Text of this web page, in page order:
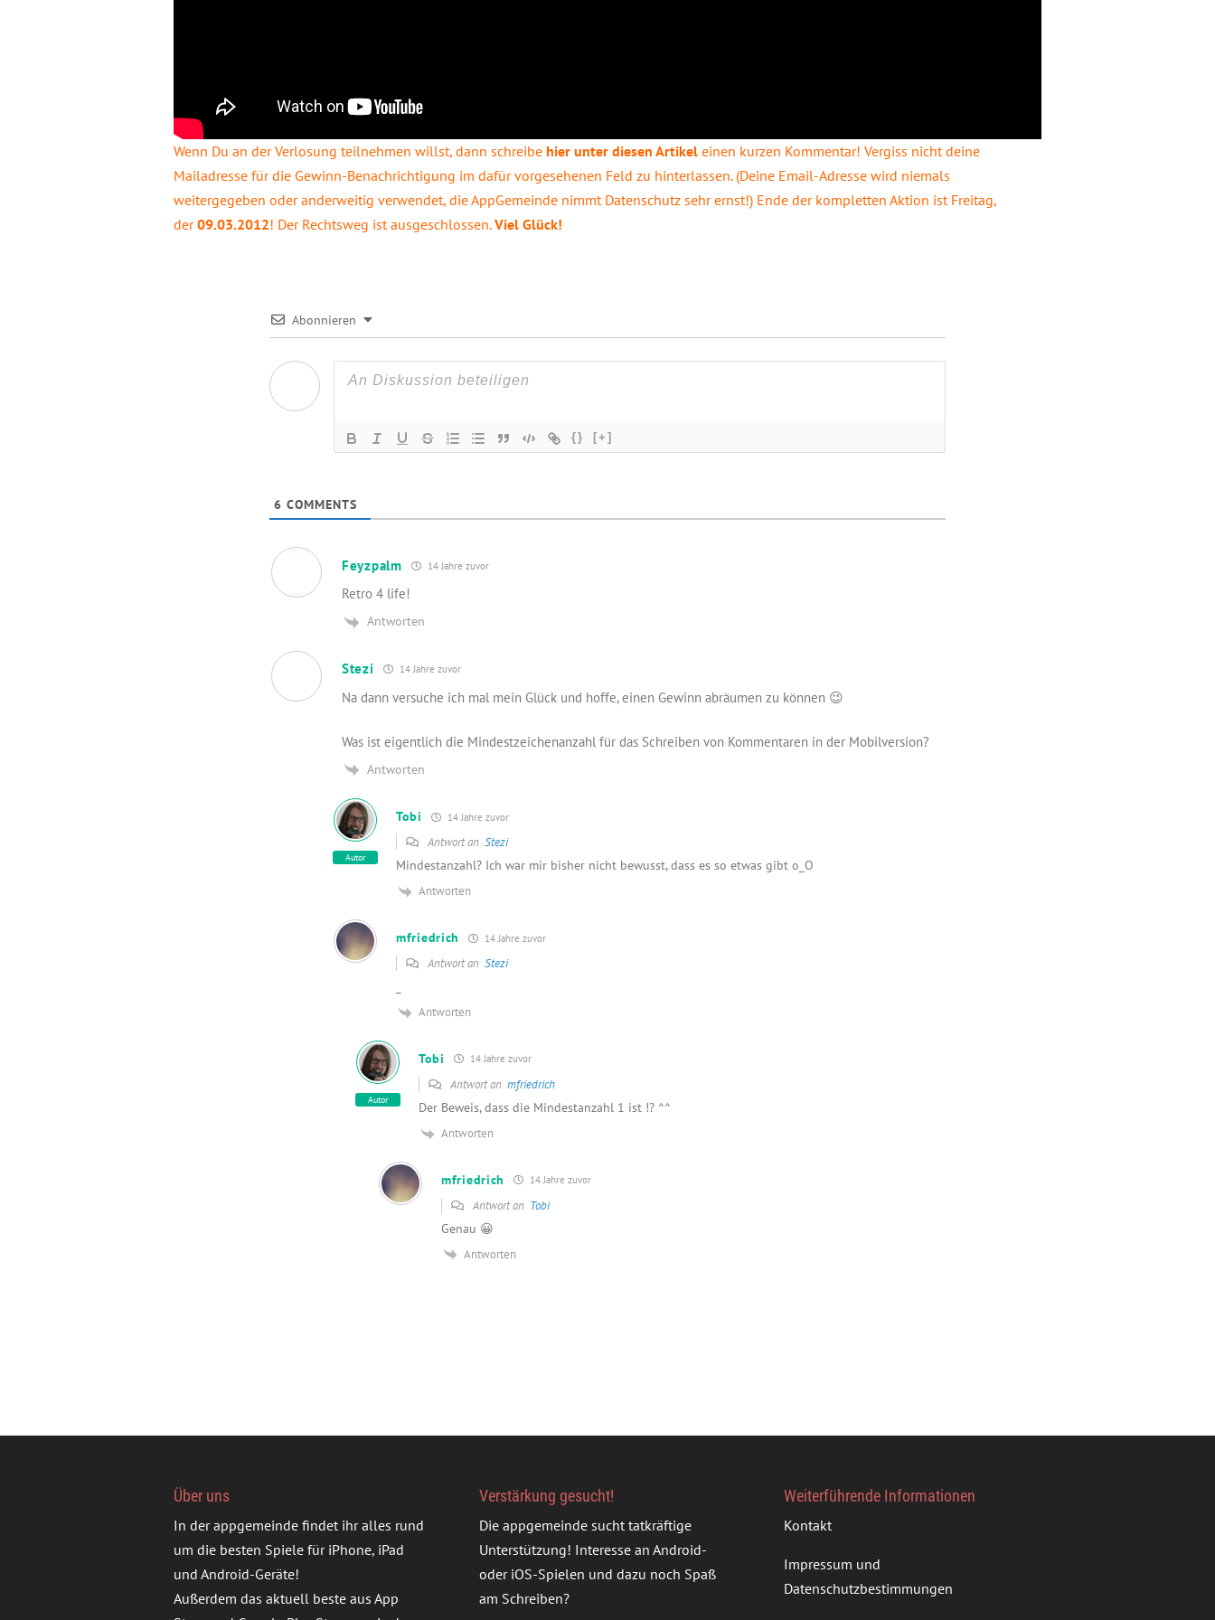
Wenn Du an der Verlosung teilnehmen willst, dann schreibe hier unter diesen Artikel einen kurzen Kommentar! Vergiss nicht deine
Mailadresse für die Gewinn-Benachrichtigung im dafür vorgesehenen Feld zu hinterlassen. (Deine Email-Adresse wird niemals
weitergegeben oder anderweitig verwendet, die AppGemeinde nimmt Datenschutz sehr ernst!) Ende der kompletten Aktion ist Freitag,
der09.03.2012! Der Rechtsweg ist ausgeschlossen.Viel Glück!
Abonnieren
{} [+]
6 COMMENTS
Feyzpalm 14 Jahre zuvor
Retro 4 life!
Antworten
Stezi 14 Jahre zuvor
Na dann versuche ich mal mein Glück und hoffe, einen Gewinn abräumen zu können 😉
Was ist eigentlich die Mindestzeichenanzahl für das Schreiben von Kommentaren in der Mobilversion?
Antworten
Autor
Tobi 14 Jahre zuvor
Antwort an Stezi
Mindestanzahl? Ich war mir bisher nicht bewusst, dass es so etwas gibt o_O
Antworten
mfriedrich 14 Jahre zuvor
Antwort an Stezi
Antworten
Autor
Tobi 14 Jahre zuvor
Antwort an mfriedrich
Der Beweis, dass die Mindestanzahl 1 ist !? ^^
Antworten
mfriedrich 14 Jahre zuvor
Antwort an Tobi
Genau 😀
Antworten
Über uns
In der appgemeinde findet ihr alles rund
um die besten Spiele für iPhone, iPad
und Android-Geräte!
Außerdem das aktuell beste aus App
Verstärkung gesucht!
Die appgemeinde sucht tatkräftige
Unterstützung! Interesse an Android-
oder iOS-Spielen und dazu noch Spaß
am Schreiben?
Weiterführende Informationen
Kontakt
Impressum und
Datenschutzbestimmungen